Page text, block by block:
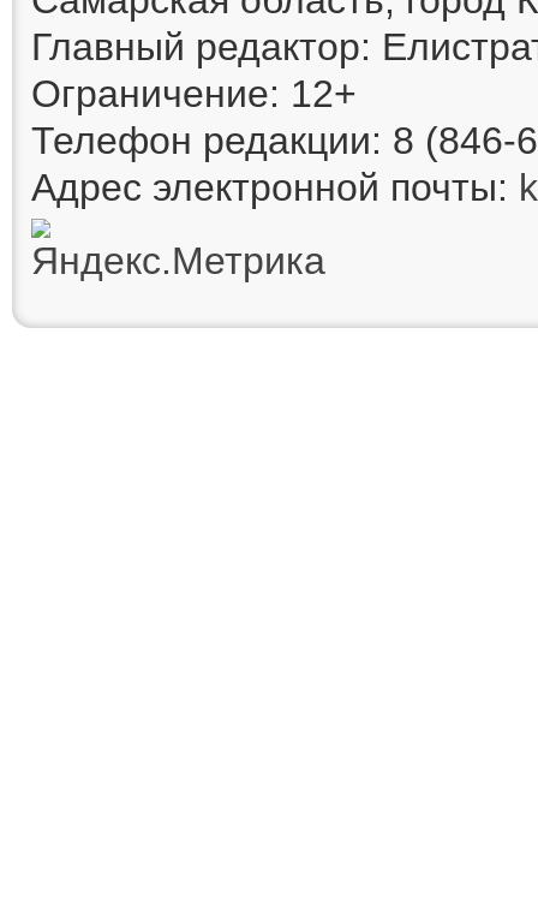
Главный редактор:
Ограничение: 12+
Телефон редакции: 8 (846-
Адрес электронной почты: